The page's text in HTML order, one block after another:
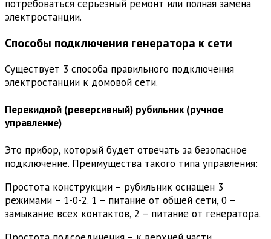
потребоваться серьезный ремонт или полная замена
электростанции.
Способы подключения генератора к сети
Существует 3 способа правильного подключения
электростанции к домовой сети.
Перекидной (реверсивный) рубильник (ручное
управление)
Это прибор, который будет отвечать за безопасное
подключение. Преимущества такого типа управления:
Простота конструкции – рубильник оснащен 3
режимами – 1-0-2. 1 – питание от общей сети, 0 –
замыкание всех контактов, 2 – питание от генератора.